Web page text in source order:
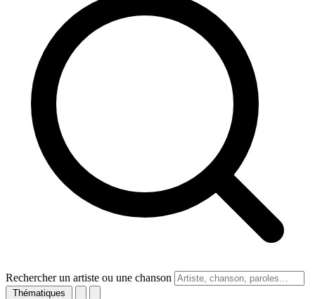
Rechercher un artiste ou une chanson
Thématiques